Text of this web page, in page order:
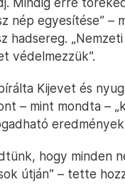
nép egyesítése” –
hadsereg.
védelmezzük”.
Kijevet és
– mint mondta –
hogy minden
útján” – tette